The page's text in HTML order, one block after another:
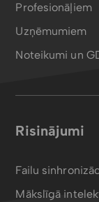
Profesionāļiem
Uzņēmumiem
Noteikumi un
Risinājumi
Failu
Mākslīgā